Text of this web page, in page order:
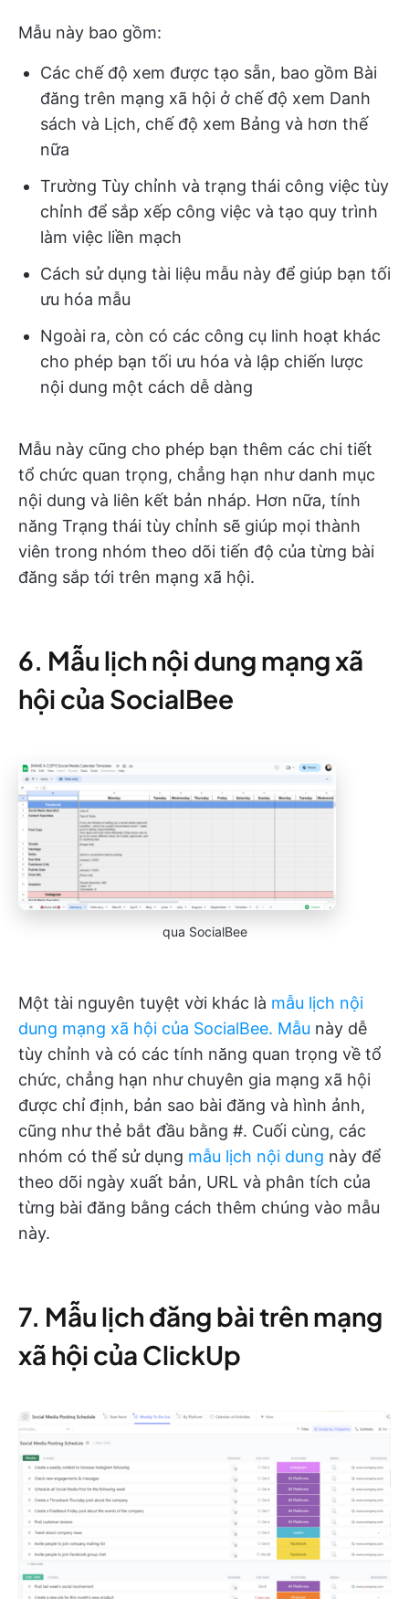
Mẫu này bao gồm:
Các chế độ xem được tạo sẵn, bao gồm Bài
đăng trên mạng xã hội ở chế độ xem Danh
sách và Lịch, chế độ xem Bảng và hơn thế
nữa
Trường Tùy chỉnh và trạng thái công việc tùy
chỉnh để sắp xếp công việc và tạo quy trình
làm việc liền mạch
Cách sử dụng tài liệu mẫu này để giúp bạn tối
ưu hóa mẫu
Ngoài ra, còn có các công cụ linh hoạt khác
cho phép bạn tối ưu hóa và lập chiến lược
nội dung một cách dễ dàng
Mẫu này cũng cho phép bạn thêm các chi tiết
tổ chức quan trọng, chẳng hạn như danh mục
nội dung và liên kết bản nháp. Hơn nữa, tính
năng Trạng thái tùy chỉnh sẽ giúp mọi thành
viên trong nhóm theo dõi tiến độ của từng bài
đăng sắp tới trên mạng xã hội.
6. Mẫu lịch nội dung mạng xã
hội của SocialBee
qua SocialBee
Một tài nguyên tuyệt vời khác là mẫu lịch nội
dung mạng xã hội của SocialBee. Mẫu này dễ
tùy chỉnh và có các tính năng quan trọng về tổ
chức, chẳng hạn như chuyên gia mạng xã hội
được chỉ định, bản sao bài đăng và hình ảnh,
cũng như thẻ bắt đầu bằng #. Cuối cùng, các
nhóm có thể sử dụng mẫu lịch nội dung này để
theo dõi ngày xuất bản, URL và phân tích của
từng bài đăng bằng cách thêm chúng vào mẫu
này.
7. Mẫu lịch đăng bài trên mạng
xã hội của ClickUp